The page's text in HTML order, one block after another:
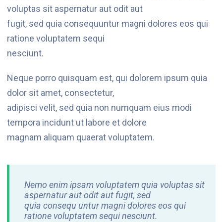
voluptas sit aspernatur aut odit aut
fugit, sed quia consequuntur magni dolores eos qui
ratione voluptatem sequi
nesciunt.
Neque porro quisquam est, qui dolorem ipsum quia
dolor sit amet, consectetur,
adipisci velit, sed quia non numquam eius modi
tempora incidunt ut labore et dolore
magnam aliquam quaerat voluptatem.
Nemo enim ipsam voluptatem quia voluptas sit
aspernatur aut odit aut fugit, sed
quia consequ untur magni dolores eos qui
ratione voluptatem sequi nesciunt.